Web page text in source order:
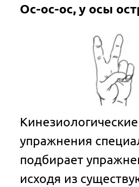
Ос-ос-ос, у осы
Кинезиологические
упражнения
подбирает
исходя из